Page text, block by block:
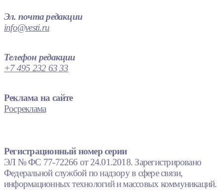
Эл. почта редакции
info@vesti.ru
Телефон редакции
+7 495 232 63 33
Реклама на сайте
Росреклама
Регистрационный номер серии
ЭЛ № ФС 77-72266 от 24.01.2018. Зарегистрировано
Федеральной службой по надзору в сфере связи,
информационных технологий и массовых коммуникаций.